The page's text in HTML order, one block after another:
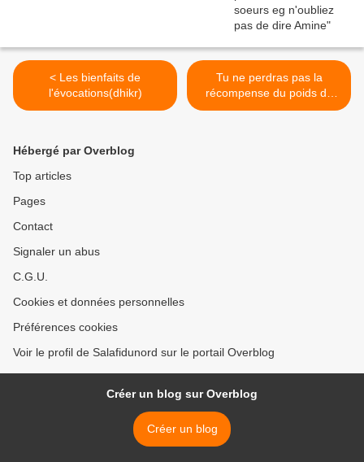
< Les bienfaits de
l'évocations(dhikr)
Tu ne perdras pas la
récompense du poids de
tes épreuves >
Hébergé par Overblog
Top articles
Pages
Contact
Signaler un abus
C.G.U.
Cookies et données personnelles
Préférences cookies
Voir le profil de Salafidunord sur le portail Overblog
Créer un blog sur Overblog
Créer un blog